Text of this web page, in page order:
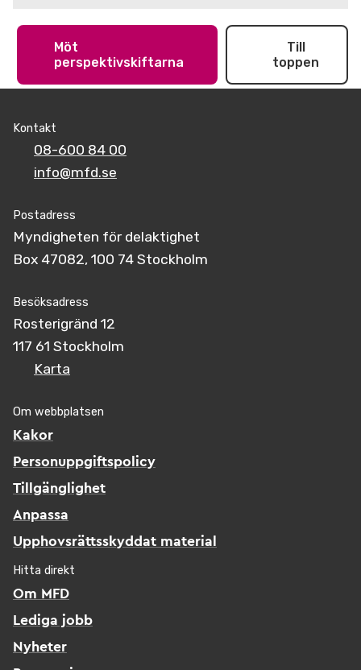
Möt
perspektivskiftarna
Till
toppen
Kontakt
08-600 84 00
info@mfd.se
Postadress
Myndigheten för delaktighet
Box 47082, 100 74 Stockholm
Besöksadress
Rosterigränd 12
117 61 Stockholm
Karta
Om webbplatsen
Kakor
Personuppgiftspolicy
Tillgänglighet
Anpassa
Upphovsrättsskyddat material
Hitta direkt
Om MFD
Lediga jobb
Nyheter